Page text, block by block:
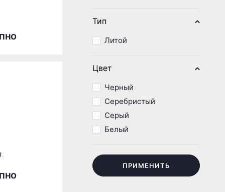
Тип
Литой
Цвет
Черный
Серебристый
Серый
Белый
ПРИМЕНИТЬ